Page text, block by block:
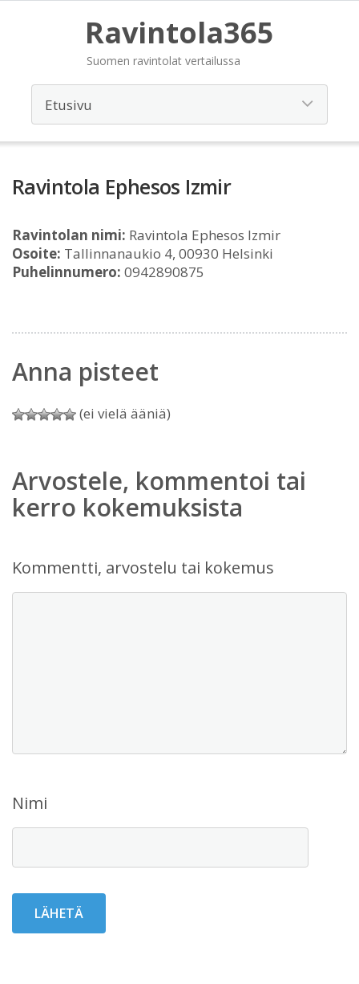
Ravintola365
Suomen ravintolat vertailussa
Ravintola Ephesos Izmir
Ravintolan nimi: Ravintola Ephesos Izmir
Osoite: Tallinnanaukio 4, 00930 Helsinki
Puhelinnumero: 0942890875
Anna pisteet
(ei vielä ääniä)
Arvostele, kommentoi tai
kerro kokemuksista
Kommentti, arvostelu tai kokemus
Nimi